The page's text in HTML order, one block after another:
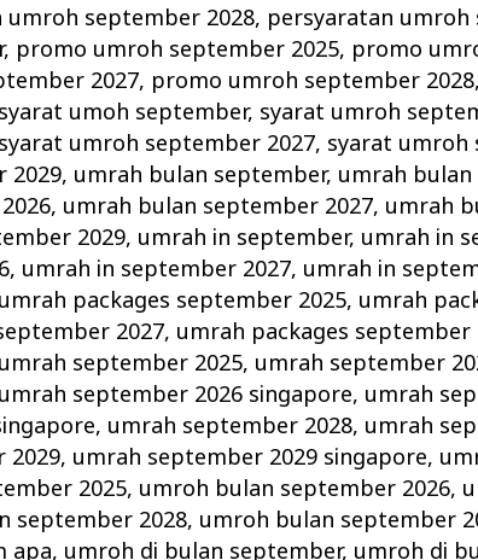
umroh september 2028, persyaratan umroh
, promo umroh september 2025, promo
2027, promo umroh september 2028,
syarat umoh september, syarat umroh
syarat umroh september 2027, syarat umroh
2029, umrah bulan september, umrah
, umrah bulan september 2027, umrah
2029, umrah in september, umrah in
, umrah in september 2027, umrah in
umrah packages september 2025, umrah
2027, umrah packages september
umrah september 2025, umrah september
umrah september 2026 singapore, umrah
, umrah september 2028, umrah
2029, umrah september 2029 singapore,
2025, umroh bulan september 2026,
september 2028, umroh bulan september
apa, umroh di bulan september, umroh di